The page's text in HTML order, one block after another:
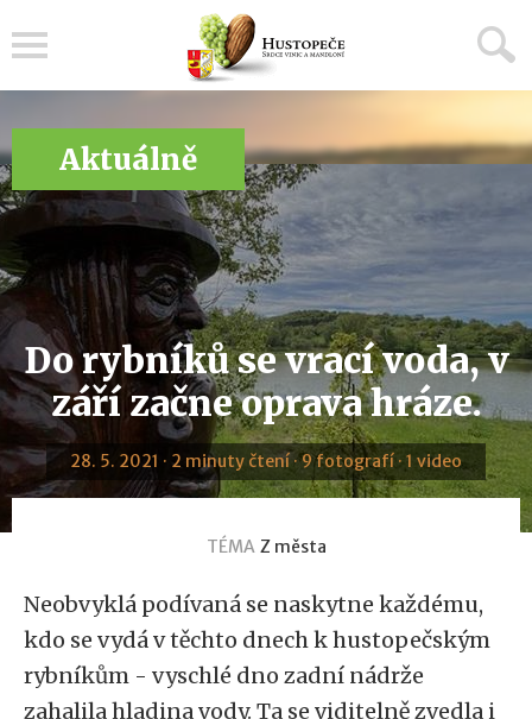
Aktuálně
Do rybníků se vrací voda, v
září začne oprava hráze.
28. 5. 2021 · 2 minuty čtení · 9 fotografí · 1 video
TÉMA Z města
Neobvyklá podívaná se naskytne každému,
kdo se vydá v těchto dnech k hustopečským
rybníkům - vyschlé dno zadní nádrže
zahalila hladina vody. Ta se viditelně zvedla i